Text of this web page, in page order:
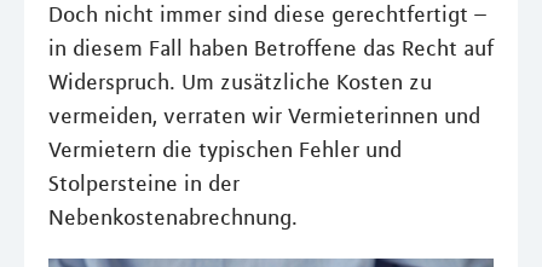
Doch nicht immer sind diese gerechtfertigt –
in diesem Fall haben Betroffene das Recht auf
Widerspruch. Um zusätzliche Kosten zu
vermeiden, verraten wir Vermieterinnen und
Vermietern die typischen Fehler und
Stolpersteine in der
Nebenkostenabrechnung.